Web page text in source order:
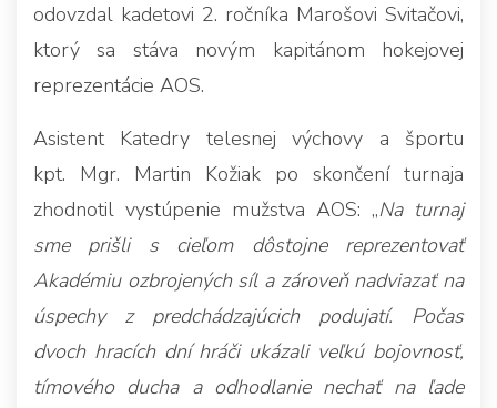
odovzdal kadetovi 2. ročníka Marošovi Svitačovi,
ktorý sa stáva novým kapitánom hokejovej
reprezentácie AOS.
Asistent Katedry telesnej výchovy a športu
kpt. Mgr. Martin Kožiak po skončení turnaja
zhodnotil vystúpenie mužstva AOS: „Na turnaj
sme prišli s cieľom dôstojne reprezentovať
Akadémiu ozbrojených síl a zároveň nadviazať na
úspechy z predchádzajúcich podujatí. Počas
dvoch hracích dní hráči ukázali veľkú bojovnosť,
tímového ducha a odhodlanie nechať na ľade